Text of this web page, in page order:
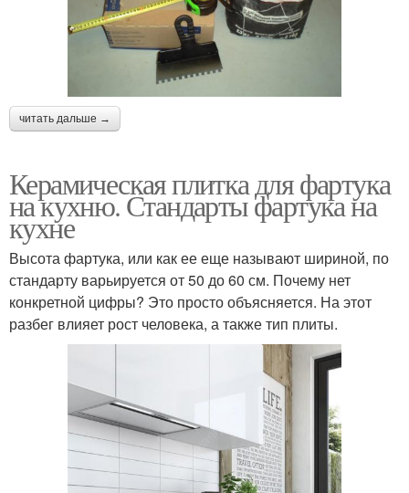
читать дальше →
Керамическая плитка для фартука
на кухню. Стандарты фартука на
кухне
Высота фартука, или как ее еще называют шириной, по
стандарту варьируется от 50 до 60 см. Почему нет
конкретной цифры? Это просто объясняется. На этот
разбег влияет рост человека, а также тип плиты.